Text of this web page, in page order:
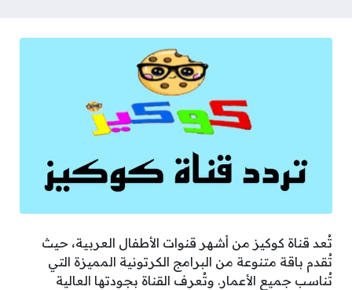
تُعد قناة كوكيز من أشهر قنوات الأطفال العربية، حيث
تُقدم باقة متنوعة من البرامج الكرتونية المميزة التي
تُناسب جميع الأعمار. وتُعرف القناة بجودتها العالية